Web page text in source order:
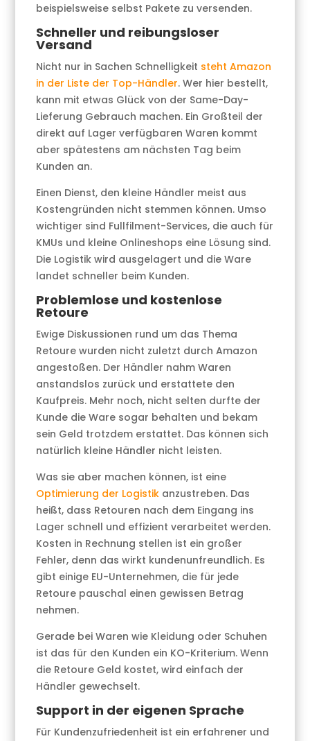
beispielsweise selbst Pakete zu versenden.
Schneller und reibungsloser
Versand
Nicht nur in Sachen Schnelligkeit steht Amazon
in der Liste der Top-Händler. Wer hier bestellt,
kann mit etwas Glück von der Same-Day-
Lieferung Gebrauch machen. Ein Großteil der
direkt auf Lager verfügbaren Waren kommt
aber spätestens am nächsten Tag beim
Kunden an.
Einen Dienst, den kleine Händler meist aus
Kostengründen nicht stemmen können. Umso
wichtiger sind Fullfilment-Services, die auch für
KMUs und kleine Onlineshops eine Lösung sind.
Die Logistik wird ausgelagert und die Ware
landet schneller beim Kunden.
Problemlose und kostenlose
Retoure
Ewige Diskussionen rund um das Thema
Retoure wurden nicht zuletzt durch Amazon
angestoßen. Der Händler nahm Waren
anstandslos zurück und erstattete den
Kaufpreis. Mehr noch, nicht selten durfte der
Kunde die Ware sogar behalten und bekam
sein Geld trotzdem erstattet. Das können sich
natürlich kleine Händler nicht leisten.
Was sie aber machen können, ist eine
Optimierung der Logistik anzustreben. Das
heißt, dass Retouren nach dem Eingang ins
Lager schnell und effizient verarbeitet werden.
Kosten in Rechnung stellen ist ein großer
Fehler, denn das wirkt kundenunfreundlich. Es
gibt einige EU-Unternehmen, die für jede
Retoure pauschal einen gewissen Betrag
nehmen.
Gerade bei Waren wie Kleidung oder Schuhen
ist das für den Kunden ein KO-Kriterium. Wenn
die Retoure Geld kostet, wird einfach der
Händler gewechselt.
Support in der eigenen Sprache
Für Kundenzufriedenheit ist ein erfahrener und